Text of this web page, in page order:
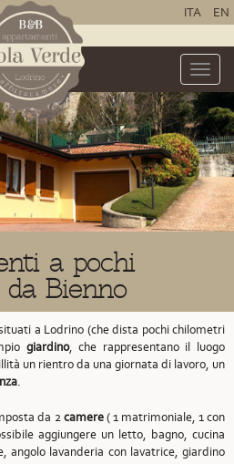
ITA EN
Toggle
a pochi
Bienno
a Lodrino (che dista pochi chilometri
giardino, che rappresentano il luogo
un rientro da una giornata di lavoro, un
.
da 2camere( 1 matrimoniale, 1 con
aggiungere un letto, bagno, cucina
angolo lavanderia con lavatrice, giardino